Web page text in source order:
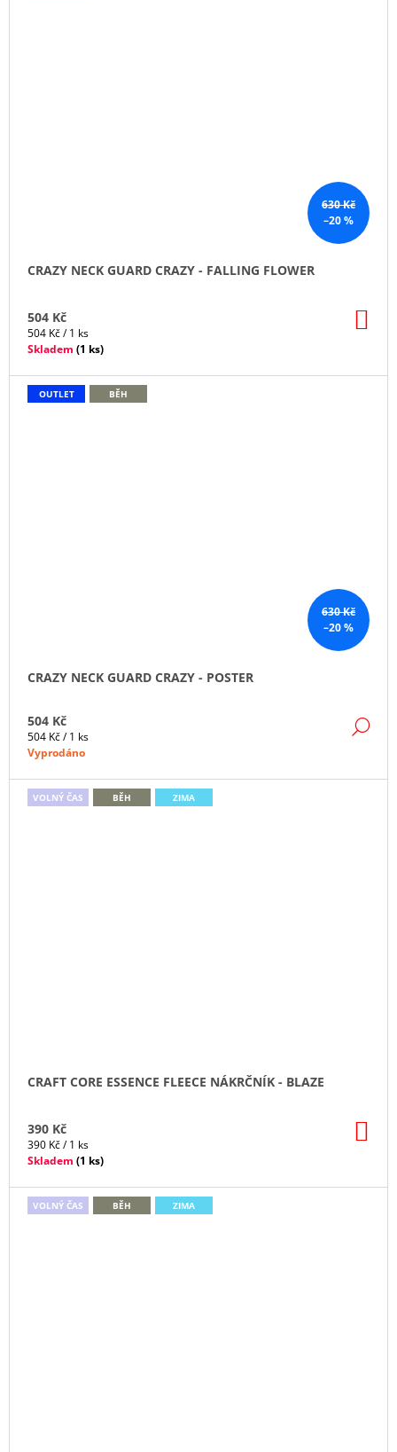
630 Kč
–20 %
CRAZY NECK GUARD CRAZY - FALLING FLOWER
504 Kč
Měrná
cena:
504 Kč / 1 ks
Skladem (1 ks)
630 Kč
–20 %
OUTLET BĚH
CRAZY NECK GUARD CRAZY - POSTER
504 Kč
Měrná
cena:
504 Kč / 1 ks
Vyprodáno
VOLNÝ ČAS BĚH ZIMA
CRAFT CORE ESSENCE FLEECE NÁKRČNÍK - BLAZE
390 Kč
Měrná
cena:
390 Kč / 1 ks
Skladem (1 ks)
VOLNÝ ČAS BĚH ZIMA